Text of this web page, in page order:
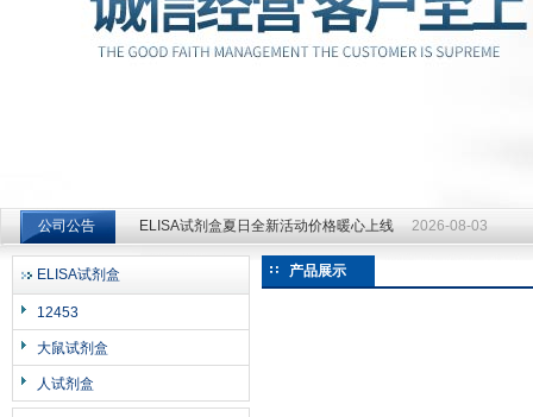
上海邦景实业有限公司
公司公告 ELISA试剂盒夏日全新活动价格暖心上线 2026-08-03
ELISA试剂盒夏日全新活动价格暖心上线
ELISA试剂盒
12453
大鼠试剂盒
人试剂盒
产品展示